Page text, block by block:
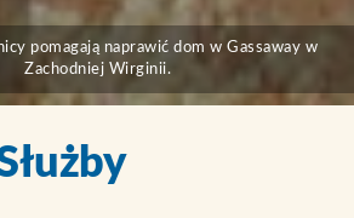
pomagają naprawić dom w Gassaway w
Zachodniej Wirginii.